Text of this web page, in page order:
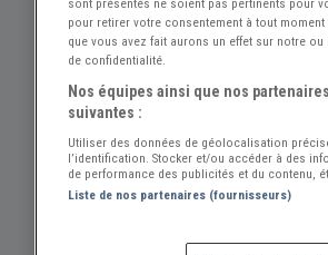
pour retirer votre consentement à tout
que vous avez fait aurons un effet sur notre
de confidentialité.
Nos équipes ainsi que nos
suivantes :
Utiliser des données de géolocalisation
l’identification. Stocker et/ou accéder à des
de performance des publicités et du contenu,
Liste de nos partenaires (fournisseurs)